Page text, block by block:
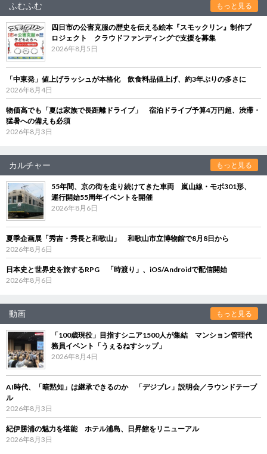
ふむふむ もっと見る
四日市の公害克服の歴史を伝える絵本『スモックリン』制作プ
ロジェクト クラウドファンディングで支援を募集
2026年8月5日
「中東発」値上げラッシュが本格化 飲食料品値上げ、約3年ぶりの多さに
2026年8月4日
物価高でも「夏は家族で長距離ドライブ」 宿泊ドライブ予算4万円超、渋滞・
猛暑への備えも必須
2026年8月3日
カルチャー もっと見る
55年間、京の街を走り続けてきた車両 嵐山線・モボ301形、
運行開始55周年イベントを開催
2026年8月6日
夏季企画展「秀吉・秀長と和歌山」 和歌山市立博物館で8月8日から
2026年8月6日
日本史と世界史を旅するRPG 「時渡り」、iOS/Androidで配信開始
2026年8月6日
動画 もっと見る
「100歳現役」目指すシニア1500人が集結 マンション管理代
務員イベント「うぇるねすシップ」
2026年8月4日
AI時代、「暗黙知」は継承できるのか 「デジブレ」説明会／ラウンドテーブ
ル
2026年8月3日
紀伊勝浦の魅力を堪能 ホテル浦島、日昇館をリニューアル
2026年8月3日